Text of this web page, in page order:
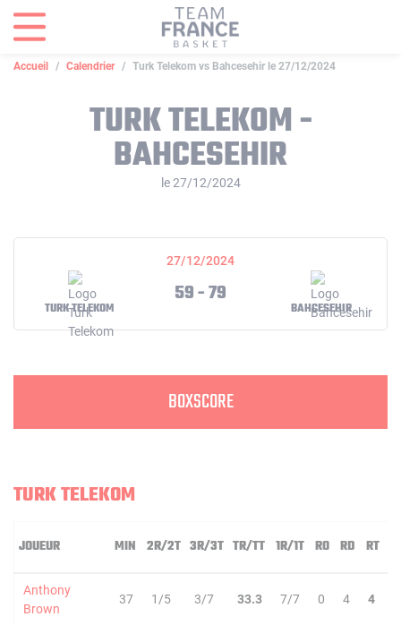
Accueil Calendrier Turk Telekom vs Bahcesehir le 27/12/2024
TURK TELEKOM -
BAHCESEHIR
le 27/12/2024
27/12/2024
TURK TELEKOM
59 - 79
BAHCESEHIR
BOXSCORE
TURK TELEKOM
JOUEUR MIN 2R/2T 3R/3T TR/TT 1R/1T RO RD RT
Anthony
Brown
37 1/5 3/7 33.3 7/7 0 4 4
Panneau de gestion des cookies